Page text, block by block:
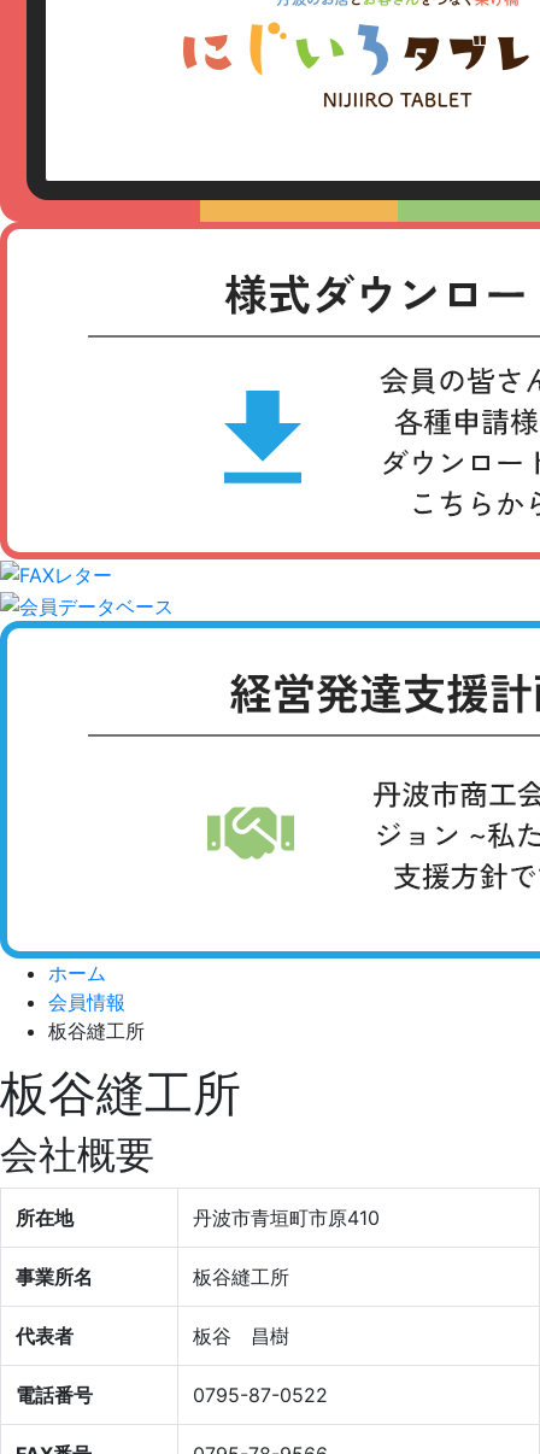
ホーム
会員情報
板谷縫工所
板谷縫工所
会社概要
所在地 丹波市青垣町市原410
事業所名 板谷縫工所
代表者 板谷 昌樹
電話番号 0795-87-0522